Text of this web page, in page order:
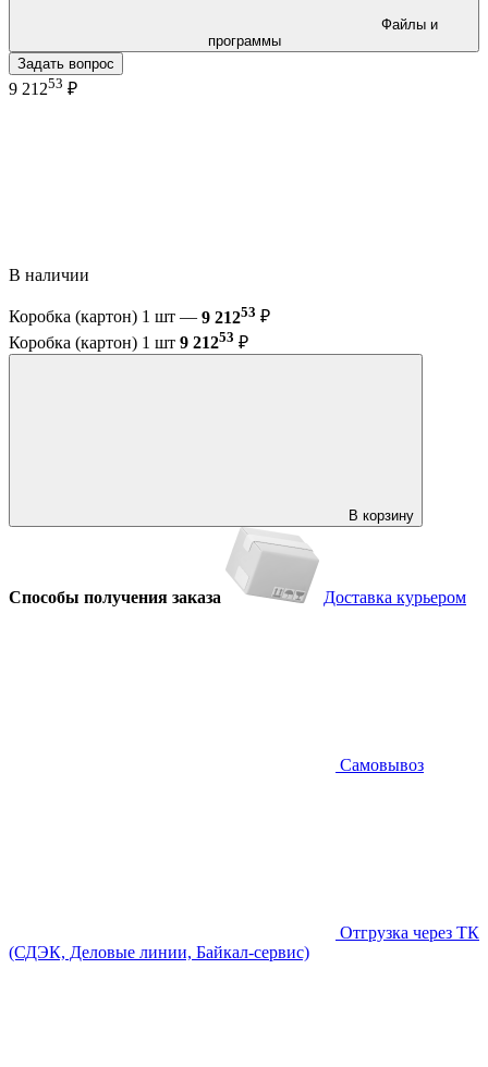
программы
Задать вопрос
9 21253 ₽
В наличии
Коробка (картон) 1 шт — 9 21253 ₽
Коробка (картон) 1 шт 9 21253 ₽
В корзину
Способы получения заказа Доставка курьером
Самовывоз
Отгрузка через ТК
(СДЭК, Деловые линии, Байкал-сервис)